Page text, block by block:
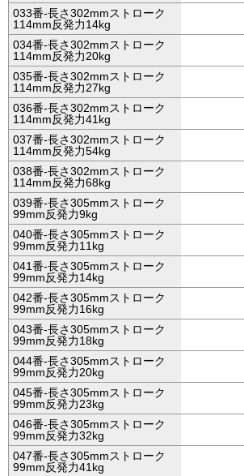
033番-長さ302mmストローク
114mm反発力14kg
034番-長さ302mmストローク
114mm反発力20kg
035番-長さ302mmストローク
114mm反発力27kg
036番-長さ302mmストローク
114mm反発力41kg
037番-長さ302mmストローク
114mm反発力54kg
038番-長さ302mmストローク
114mm反発力68kg
039番-長さ305mmストローク
99mm反発力9kg
040番-長さ305mmストローク
99mm反発力11kg
041番-長さ305mmストローク
99mm反発力14kg
042番-長さ305mmストローク
99mm反発力16kg
043番-長さ305mmストローク
99mm反発力18kg
044番-長さ305mmストローク
99mm反発力20kg
045番-長さ305mmストローク
99mm反発力23kg
046番-長さ305mmストローク
99mm反発力32kg
047番-長さ305mmストローク
99mm反発力41kg